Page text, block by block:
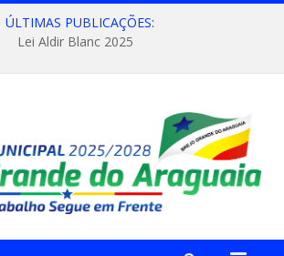
ÚLTIMAS PUBLICAÇÕES:
Lei Aldir Blanc 2025